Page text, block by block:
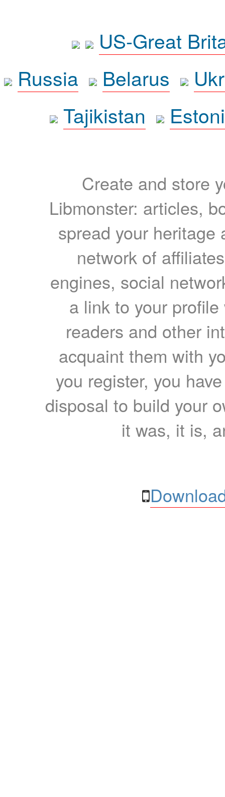
US-Great
Russia
Belarus
Tajikistan
Create and store
Libmonster: articles,
spread your heritage
network of
engines, social
a link to your
readers and other
acquaint them with
you register, you
disposal to build your
it was, it is,